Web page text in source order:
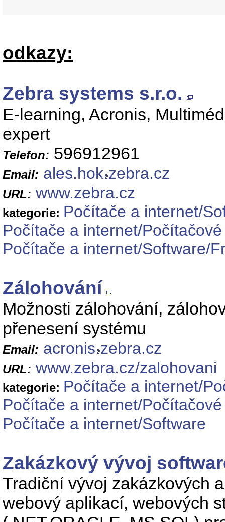
odkazy:
Zebra systems s.r.o.
E-learning, Acronis,
expert
Telefon: 596912961
Email: ales.hok zebra.cz
URL: www.zebra.cz
kategorie: Počítače a internet/
Počítače a internet/
Počítače a internet/Software/
Zálohování
Možnosti zálohování,
přenesení systému
Email: acronis zebra.cz
URL: www.zebra.cz/zalohovani
kategorie: Počítače a internet/
Počítače a internet/
Počítače a internet/Software
Zakázkový vývoj
Tradiční vývoj zakázkových
webový aplikací, webových